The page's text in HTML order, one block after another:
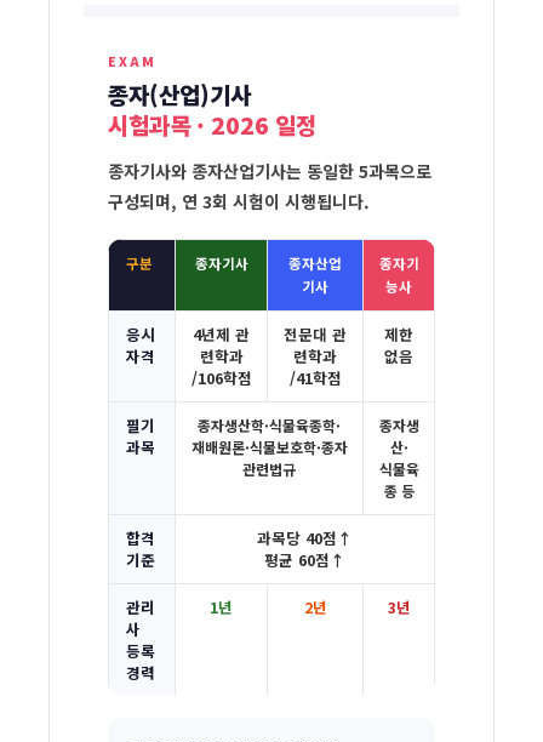
종
자
기
사
종
산
업
사
과
목
일
정
2026
EXAM
종자(산업)기사
시험과목 · 2026 일정
종자기사와 종자산업기사는 동일한 5과목으로
구성되며, 연 3회 시험이 시행됩니다.
구분 종자기사
종자산업
기사
종자기
능사
응시
자격
4년제 관
련학과
/106학점
전문대 관
련학과
/41학점
제한
없음
필기
과목
종자생산학·식물육종학·
재배원론·식물보호학·종자
관련법규
종자생
산·
식물육
종 등
합격
기준
과목당 40점↑
평균 60점↑
관리
사
등록
경력
1년 2년 3년